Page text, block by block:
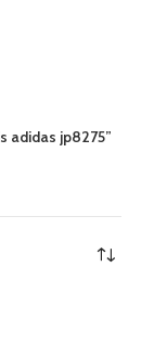
adidas jp8275”